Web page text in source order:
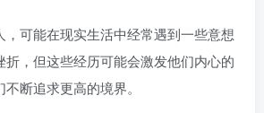
，可能在现实生活中经常遇到一些意想
折，但这些经历可能会激发他们内心的
断追求更高的境界。